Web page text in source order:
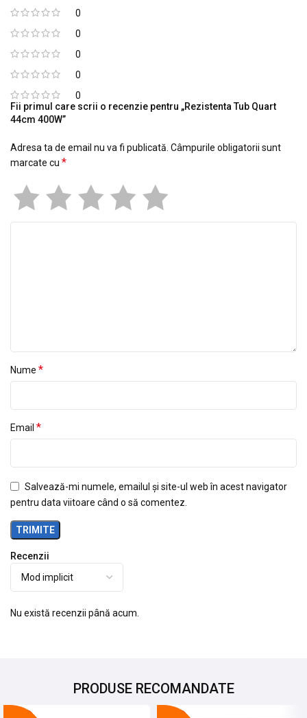
0
0
0
0
0
Recenzii
Nu există recenzii până acum.
Fii primul care scrii o recenzie pentru „Rezistenta Tub Quart
44cm 400W”
Adresa ta de email nu va fi publicată. Câmpurile obligatorii sunt
marcate cu *
Nume *
Email *
Salvează-mi numele, emailul și site-ul web în acest navigator
pentru data viitoare când o să comentez.
PRODUSE RECOMANDATE